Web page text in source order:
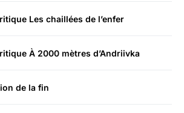
Les chaillées de l’enfer
À 2000 mètres d’Andriivka
de la fin